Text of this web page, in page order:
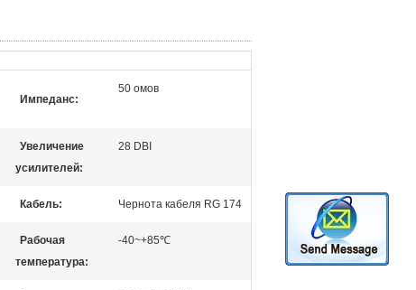
Импеданс:
50 омов
Увеличение
усилителей:
28 DBI
Кабель: Чернота кабеля RG 174
Рабочая
температура:
-40~+85℃